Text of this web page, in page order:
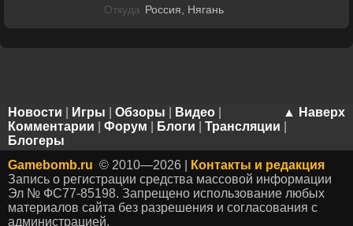
Откуда Россия, Нягань
▲ Наверх
Новости Игры Обзоры Видео
Комментарии
Форум Блоги Трансляции
Блогеры
Gamebomb.ru © 2010—2026 |
Контакты и редакция
Запись о регистрации средства массовой информации
Эл № ФС77-85198. Запрещено использование любых
материалов сайта без разрешения и согласования с
администрацией.